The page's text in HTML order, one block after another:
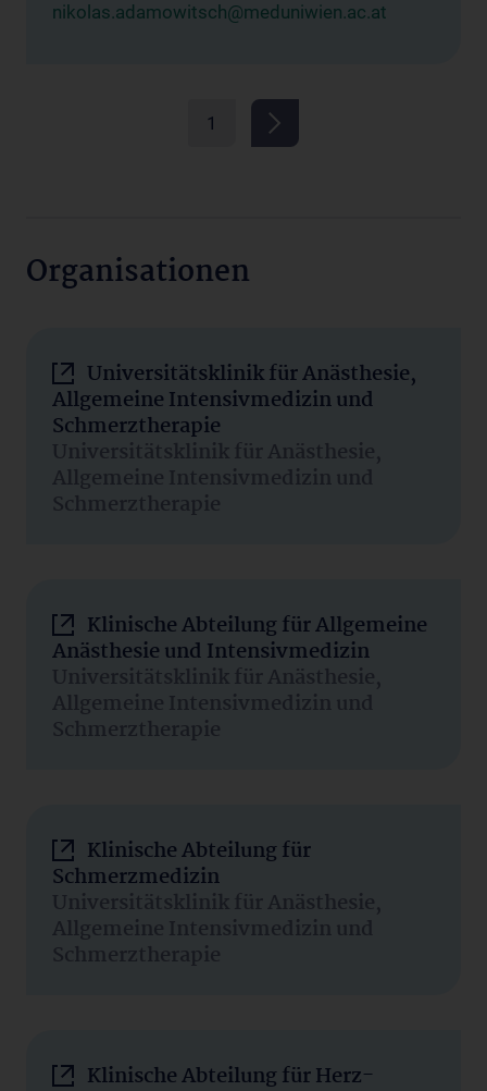
nikolas.adamowitsch@meduniwien.ac.at
1
Organisationen
Universitätsklinik für Anästhesie,
Allgemeine Intensivmedizin und
Schmerztherapie
Universitätsklinik für Anästhesie,
Allgemeine Intensivmedizin und
Schmerztherapie
Klinische Abteilung für Allgemeine
Anästhesie und Intensivmedizin
Universitätsklinik für Anästhesie,
Allgemeine Intensivmedizin und
Schmerztherapie
Klinische Abteilung für
Schmerzmedizin
Universitätsklinik für Anästhesie,
Allgemeine Intensivmedizin und
Schmerztherapie
Klinische Abteilung für Herz-